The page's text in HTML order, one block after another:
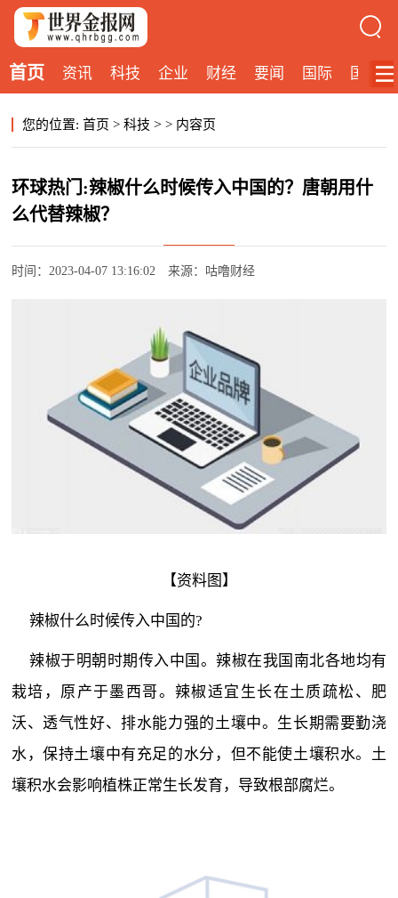
首页 资讯 科技 企业 财经 要闻 国际 国内
您的位置: 首页 > 科技 > > 内容页
环球热门:辣椒什么时候传入中国的？唐朝用什
么代替辣椒？
时间：2023-04-07 13:16:02 来源：咕噜财经
【资料图】
辣椒什么时候传入中国的?
辣椒于明朝时期传入中国。辣椒在我国南北各地均有
栽培，原产于墨西哥。辣椒适宜生长在土质疏松、肥
沃、透气性好、排水能力强的土壤中。生长期需要勤浇
水，保持土壤中有充足的水分，但不能使土壤积水。土
壤积水会影响植株正常生长发育，导致根部腐烂。